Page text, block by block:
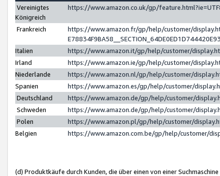
Vereinigtes
Königreich
https://www.amazon.co.uk/gp/
Frankreich
https://www.amazon.fr/gp/help/customer/
Italien
https://www.amazon.it/gp/help/customer/
Irland
https://www.amazon.ie/gp/help/customer/
Niederlande
https://www.amazon.nl/gp/help/customer/
Spanien
https://www.amazon.es/gp/help/customer/
Deutschland
https://www.amazon.de/gp/help/customer/
Schweden
https://www.amazon.de/gp/help/customer/
Polen
https://www.amazon.pl/gp/help/customer/
Belgien
https://www.amazon.com.be/gp/help/customer/
(d) Produktkäufe durch Kunden, die über einen von einer